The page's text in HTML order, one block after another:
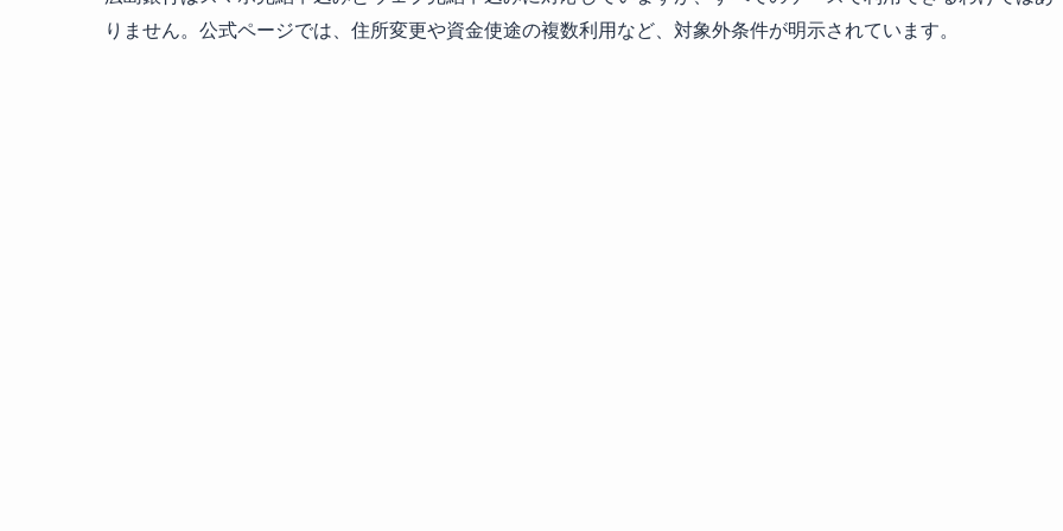
りません。公式ページでは、住所変更や資金使途の複数利用など、対象外条件が明示されています。